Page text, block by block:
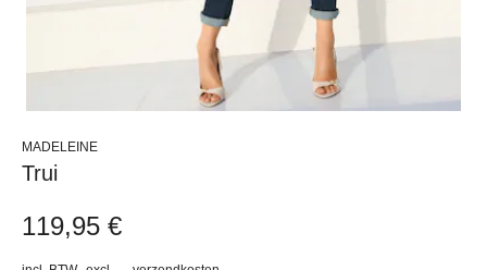
MADELEINE
Trui
119,95 €